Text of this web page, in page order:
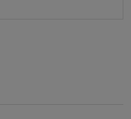
płatności